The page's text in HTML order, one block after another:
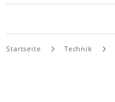
Startseite Technik